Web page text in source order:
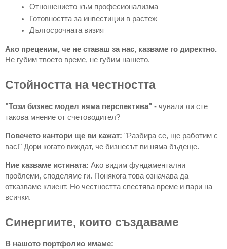
Отношението към професионализма
Готовността за инвестиции в растеж
Дългосрочната визия
Ако преценим, че не ставаш за нас, казваме го директно.
Не губим твоето време, не губим нашето.
Стойността на честността
"Този бизнес модел няма перспектива" - чували ли сте
такова мнение от счетоводител?
Повечето кантори ще ви кажат: "Разбира се, ще работим с
вас!" Дори когато виждат, че бизнесът ви няма бъдеще.
Ние казваме истината: Ако видим фундаментални
проблеми, споделяме ги. Понякога това означава да
отказваме клиент. Но честността спестява време и пари на
всички.
Синергиите, които създаваме
В нашото портфолио имаме: